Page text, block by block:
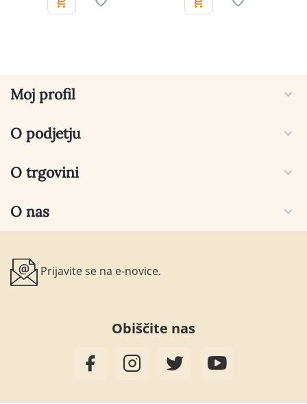
Moj profil
O podjetju
O trgovini
O nas
Prijavite se na e-novice.
Obiščite nas